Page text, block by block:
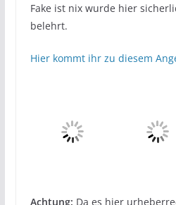
Fake ist nix wurde hier
belehrt.
Hier kommt ihr zu diesem
Achtung: Da es hier